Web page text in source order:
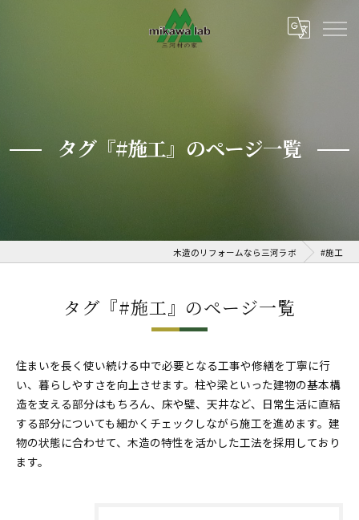
タグ『#施工』のページ一覧
木造のリフォームなら三河ラボ #施工
タグ『#施工』のページ一覧
住まいを長く使い続ける中で必要となる工事や修繕を丁寧に行
い、暮らしやすさを向上させます。柱や梁といった建物の基本構
造を支える部分はもちろん、床や壁、天井など、日常生活に直結
する部分についても細かくチェックしながら施工を進めます。建
物の状態に合わせて、木造の特性を活かした工法を採用しており
ます。